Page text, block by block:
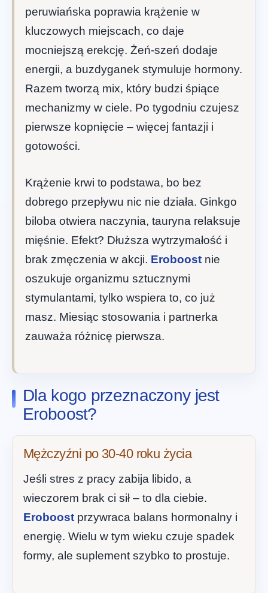
peruwiańska poprawia krążenie w
kluczowych miejscach, co daje
mocniejszą erekcję. Żeń-szeń dodaje
energii, a buzdyganek stymuluje hormony.
Razem tworzą mix, który budzi śpiące
mechanizmy w ciele. Po tygodniu czujesz
pierwsze kopnięcie – więcej fantazji i
gotowości.
Krążenie krwi to podstawa, bo bez
dobrego przepływu nic nie działa. Ginkgo
biloba otwiera naczynia, tauryna relaksuje
mięśnie. Efekt? Dłuższa wytrzymałość i
brak zmęczenia w akcji. Eroboost nie
oszukuje organizmu sztucznymi
stymulantami, tylko wspiera to, co już
masz. Miesiąc stosowania i partnerka
zauważa różnicę pierwsza.
Dla kogo przeznaczony jest
Eroboost?
Mężczyźni po 30-40 roku życia
Jeśli stres z pracy zabija libido, a
wieczorem brak ci sił – to dla ciebie.
Eroboost przywraca balans hormonalny i
energię. Wielu w tym wieku czuje spadek
formy, ale suplement szybko to prostuje.